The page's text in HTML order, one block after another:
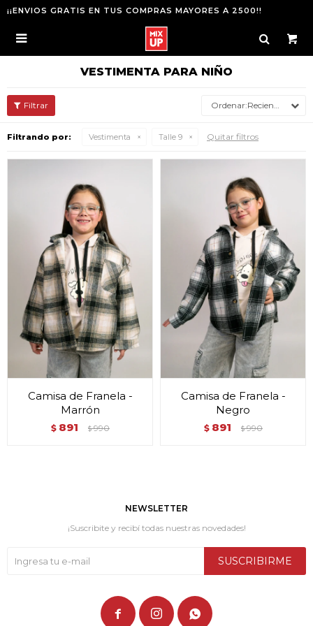
¡¡ENVIOS GRATIS EN TUS COMPRAS MAYORES A 2500!!

VESTIMENTA PARA NIÑO
Recientes
Filtrando por: Vestimenta Talle 9 Quitar filtros
Camisa de Franela -
Marrón
$ 891 $ 990
Camisa de Franela -
Negro
$ 891 $ 990
NEWSLETTER
¡Suscribite y recibí todas nuestras novedades!
SUSCRIBIRME
  